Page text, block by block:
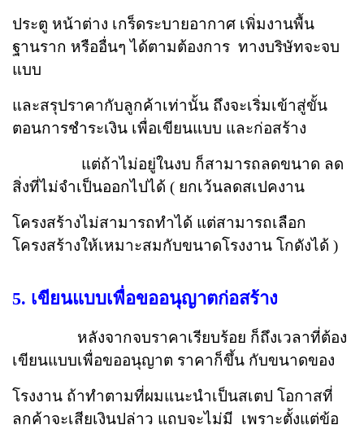
ประตู หน้าต่าง เกร็ดระบายอากาศ เพิ่มงานพื้น
ฐานราก หรืออื่นๆ ได้ตามต้องการ ทางบริษัทจะจบ
แบบ
และสรุปราคากับลูกค้าเท่านั้น ถึงจะเริ่มเข้าสู่ขั้น
ตอนการชำระเงิน เพื่อเขียนแบบ และก่อสร้าง
แต่ถ้าไม่อยู่ในงบ ก็สามารถลดขนาด ลด
สิ่งที่ไม่จำเป็นออกไปได้ ( ยกเว้นลดสเปคงาน
โครงสร้างไม่สามารถทำได้ แต่สามารถเลือก
โครงสร้างให้เหมาะสมกับขนาดโรงงาน โกดังได้ )
5. เขียนแบบเพื่อขออนุญาตก่อสร้าง
หลังจากจบราคาเรียบร้อย ก็ถึงเวลาที่ต้อง
เขียนแบบเพื่อขออนุญาต ราคาก็ขึ้น กับขนาดของ
โรงงาน ถ้าทำตามที่ผมแนะนำเป็นสเตป โอกาสที่
ลูกค้าจะเสียเงินปล่าว แถบจะไม่มี เพราะตั้งแต่ข้อ